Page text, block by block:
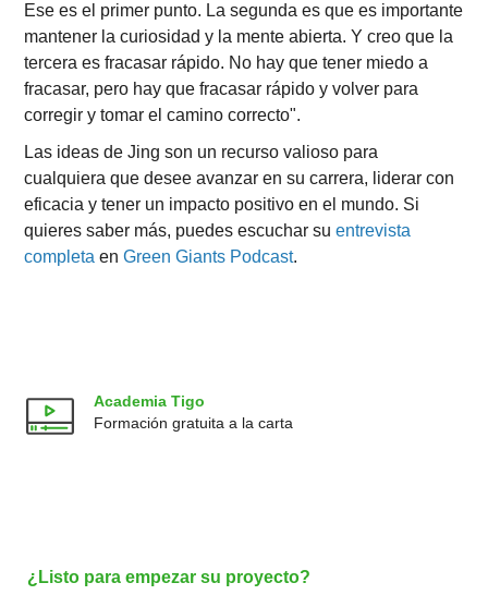
Academia Tigo
Formación gratuita a la carta
¿Listo para empezar su proyecto?
Ese es el primer punto. La segunda es que es importante
mantener la curiosidad y la mente abierta. Y creo que la
tercera es fracasar rápido. No hay que tener miedo a
fracasar, pero hay que fracasar rápido y volver para
corregir y tomar el camino correcto".
Las ideas de Jing son un recurso valioso para
cualquiera que desee avanzar en su carrera, liderar con
eficacia y tener un impacto positivo en el mundo. Si
quieres saber más, puedes escuchar suentrevista
completa enGreen Giants Podcast.